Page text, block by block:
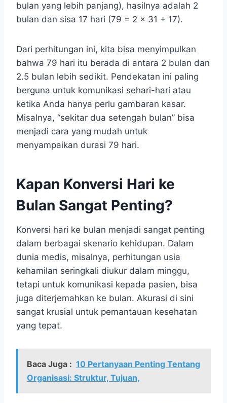
bulan yang lebih panjang), hasilnya adalah 2
bulan dan sisa 17 hari (79 = 2 x 31 + 17).
Dari perhitungan ini, kita bisa menyimpulkan
bahwa 79 hari itu berada di antara 2 bulan dan
2.5 bulan lebih sedikit. Pendekatan ini paling
berguna untuk komunikasi sehari-hari atau
ketika Anda hanya perlu gambaran kasar.
Misalnya, “sekitar dua setengah bulan” bisa
menjadi cara yang mudah untuk
menyampaikan durasi 79 hari.
Kapan Konversi Hari ke
Bulan Sangat Penting?
Konversi hari ke bulan menjadi sangat penting
dalam berbagai skenario kehidupan. Dalam
dunia medis, misalnya, perhitungan usia
kehamilan seringkali diukur dalam minggu,
tetapi untuk komunikasi kepada pasien, bisa
juga diterjemahkan ke bulan. Akurasi di sini
sangat krusial untuk pemantauan kesehatan
yang tepat.
Baca Juga : 10 Pertanyaan Penting Tentang
Organisasi: Struktur, Tujuan,